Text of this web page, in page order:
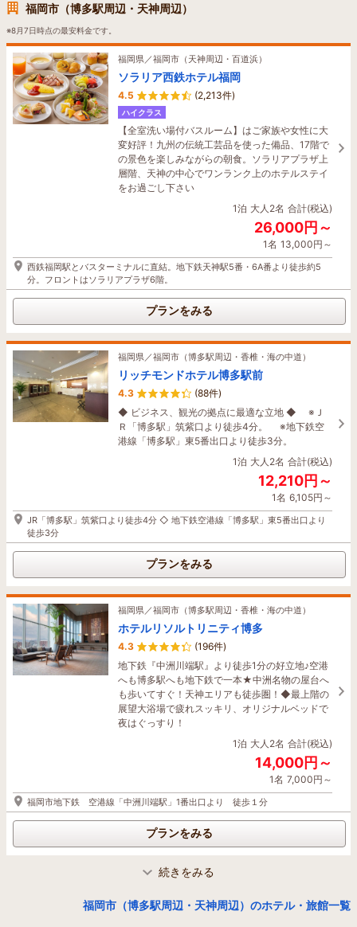
福岡市（博多駅周辺・天神周辺）
※8月7日時点の最安料金です。
福岡県／福岡市（天神周辺・百道浜）
ソラリア西鉄ホテル福岡
4.5 (2,213件)
ハイクラス
【全室洗い場付バスルーム】はご家族や女性に大
変好評！九州の伝統工芸品を使った備品、17階で
の景色を楽しみながらの朝食。ソラリアプラザ上
層階、天神の中心でワンランク上のホテルステイ
をお過ごし下さい
1泊 大人2名 合計(税込)
26,000円～
1名 13,000円～
西鉄福岡駅とバスターミナルに直結。地下鉄天神駅5番・6A番より徒歩約5
分。フロントはソラリアプラザ6階。
プランをみる
福岡県／福岡市（博多駅周辺・香椎・海の中道）
リッチモンドホテル博多駅前
4.3
(88件)
◆ ビジネス、観光の拠点に最適な立地 ◆ ※Ｊ
Ｒ「博多駅」筑紫口より徒歩4分。 ※地下鉄空
港線「博多駅」東5番出口より徒歩3分。
1泊 大人2名 合計(税込)
12,210円～
1名 6,105円～
JR「博多駅」筑紫口より徒歩4分 ◇ 地下鉄空港線「博多駅」東5番出口より
徒歩3分
プランをみる
福岡県／福岡市（博多駅周辺・香椎・海の中道）
ホテルリソルトリニティ博多
4.3
(196件)
地下鉄『中洲川端駅』より徒歩1分の好立地♪空港
へも博多駅へも地下鉄で一本★中洲名物の屋台へ
も歩いてすぐ！天神エリアも徒歩圏！◆最上階の
展望大浴場で疲れスッキリ、オリジナルベッドで
夜はぐっすり！
1泊 大人2名 合計(税込)
14,000円～
1名 7,000円～
福岡市地下鉄 空港線「中洲川端駅」1番出口より 徒歩１分
プランをみる
福岡県／福岡市（博多駅周辺・香椎・海の中道）
エスペリアホテル博多
4.3
(299件)
続きをみる
福岡市（博多駅周辺・天神周辺）のホテル・旅館一覧